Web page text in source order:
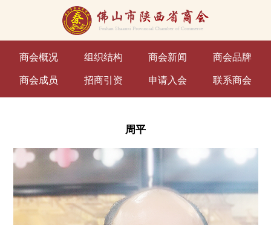
商会概况 组织结构 商会新闻 商会品牌
商会成员 招商引资 申请入会 联系商会
周平